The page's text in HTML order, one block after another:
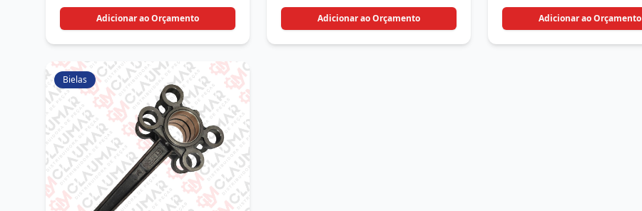
Adicionar ao Orçamento Adicionar ao Orçamento Adicionar ao Orçamento
Bielas